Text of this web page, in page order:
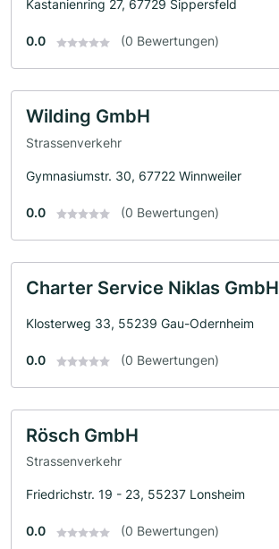
Kastanienring 27, 67729 Sippersfeld
0.0 (0 Bewertungen)
Wilding GmbH
Strassenverkehr
Gymnasiumstr. 30, 67722 Winnweiler
0.0 (0 Bewertungen)
Charter Service Niklas GmbH
Klosterweg 33, 55239 Gau-Odernheim
0.0 (0 Bewertungen)
Rösch GmbH
Strassenverkehr
Friedrichstr. 19 - 23, 55237 Lonsheim
0.0 (0 Bewertungen)